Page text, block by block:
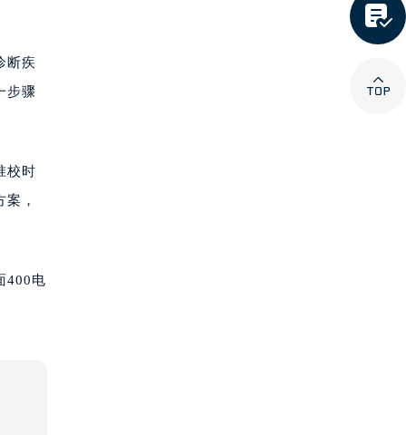
断疾
步骤
校时
，
400电

